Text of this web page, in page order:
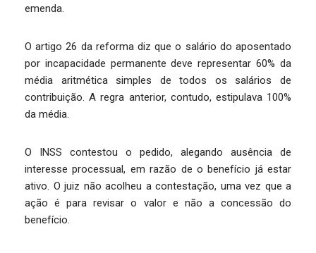
emenda.
O artigo 26 da reforma diz que o salário do aposentado
por incapacidade permanente deve representar 60% da
média aritmética simples de todos os salários de
contribuição. A regra anterior, contudo, estipulava 100%
da média.
O INSS contestou o pedido, alegando ausência de
interesse processual, em razão de o benefício já estar
ativo. O juiz não acolheu a contestação, uma vez que a
ação é para revisar o valor e não a concessão do
benefício.